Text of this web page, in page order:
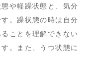
や軽躁状態と、気分
。躁状態の時は自分
ことを理解できない
。また、うつ状態に